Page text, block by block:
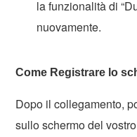
la funzionalità di
nuovamente.
Come Registrare lo
Dopo il collegamento,
sullo schermo del